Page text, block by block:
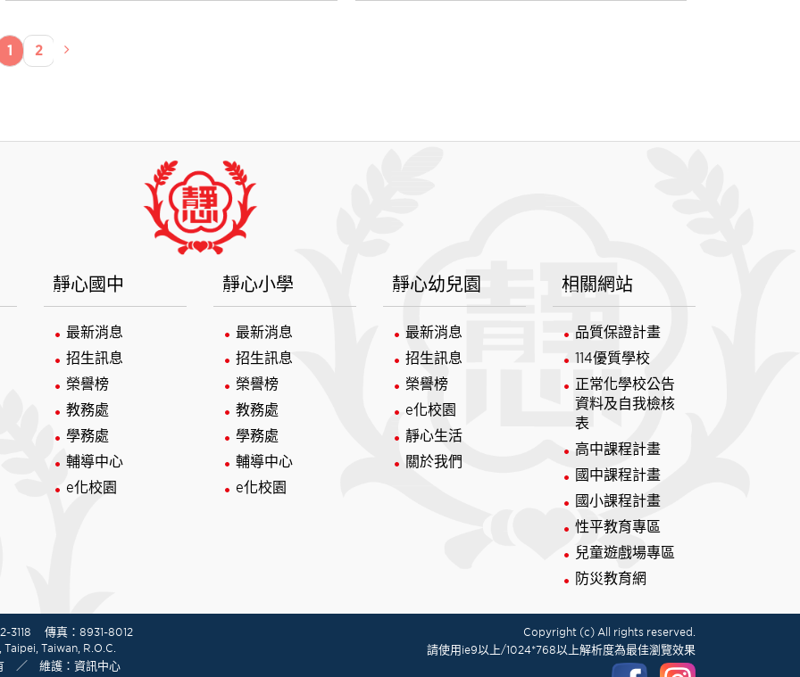
1 2
靜心國中
最新消息
招生訊息
榮譽榜
教務處
學務處
輔導中心
e化校園
靜心小學
最新消息
招生訊息
榮譽榜
教務處
學務處
輔導中心
e化校園
靜心幼兒園
最新消息
招生訊息
榮譽榜
e化校園
靜心生活
關於我們
相關網站
品質保證計畫
114優質學校
正常化學校公告
資料及自我檢核
表
高中課程計畫
國中課程計畫
國小課程計畫
性平教育專區
兒童遊戲場專區
防災教育網
3118
傳真：8931-8012
Taiwan, R.O.C.
有 ／ 維護：資訊中心
Copyright (c) All rights reserved.
請使用ie9以上/1024*768以上解析度為最佳瀏覽效果